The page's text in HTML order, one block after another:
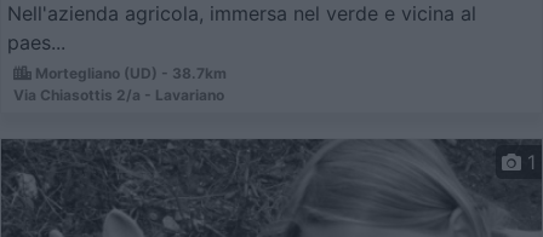
Nell'azienda agricola, immersa nel verde e vicina al
paes...
Mortegliano (UD) - 38.7km
Via Chiasottis 2/a - Lavariano
1